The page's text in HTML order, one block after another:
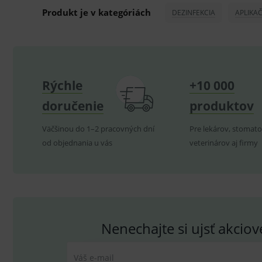
Produkt je v kategóriách DEZINFEKCIA
Rýchle
doručenie
Väčšinou do 1–2 pracovných dní
od objednania u vás
+10 000
produktov
Pre lekárov,
veterinárov aj firmy
Nenechajte si ujsť
Váš e-mail
Název
_gat_UA-
193359858-4
_ga
_ga_GXRFBLV37P
test_cookie